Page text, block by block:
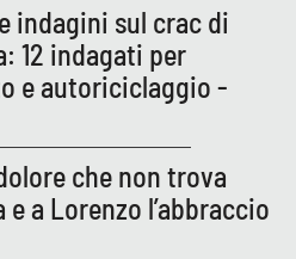
indagini sul crac di
12 indagati per
e autoriciclaggio -
che non trova
a Lorenzo l’abbraccio